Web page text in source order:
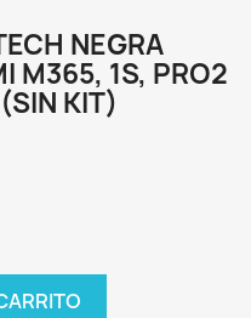
NEGRA
M365, 1S, PRO2
KIT)